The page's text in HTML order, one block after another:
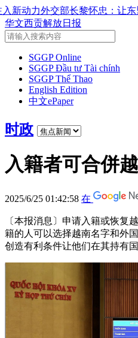
忠：让东盟不仅适应时代，更
华文西贡解放日报
SGGP Online
SGGP Đầu tư Tài chính
SGGP Thể Thao
English Edition
中文ePaper
时政
入籍者可合併
2025/6/25 01:42:58 在
〔本报消息〕申请入籍或恢复
籍的人可以选择越南名字和外
创造有利条件让他们在其持有